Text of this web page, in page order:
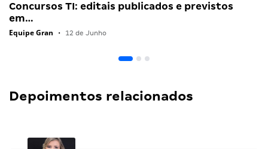
Concursos TI: editais publicados e previstos
em…
Equipe Gran • 12 de Junho
Depoimentos relacionados